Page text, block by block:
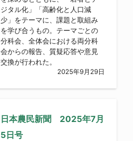
ジタル化」「高齢化と人口減
少」をテーマに、課題と取組み
を学び合うもの。テーマごとの
分科会、全体会における両分科
会からの報告、質疑応答や意見
交換が行われた。
2025年9月29日
日本農民新聞 2025年7月
5日号